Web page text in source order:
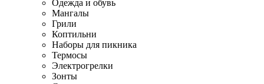
Одежда и обувь
Мангалы
Грили
Коптильни
Наборы для пикника
Термосы
Электрогрелки
Зонты